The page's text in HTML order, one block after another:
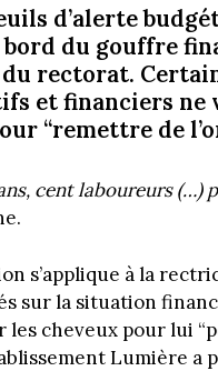
d’alerte
du gouffre
rectorat.
et financiers
“remettre de
cent laboureurs (…)
s’applique à la
sur la situation
les cheveux pour lui
Lumière a